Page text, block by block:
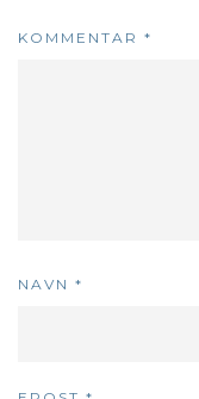
KOMMENTAR *
NAVN *